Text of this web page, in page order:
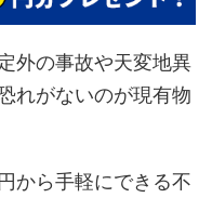
外の事故や天変地異
れがないのが現有物
から手軽にできる不